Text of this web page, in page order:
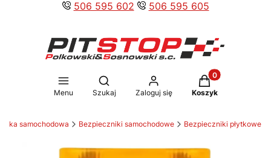
506 595 602 506 595 605
Menu
Otwórz wyszukiwarkę
Szukaj Zaloguj się
Produkty w
Koszyk
samochodowa Bezpieczniki samochodowe Bezpieczniki płytkowe